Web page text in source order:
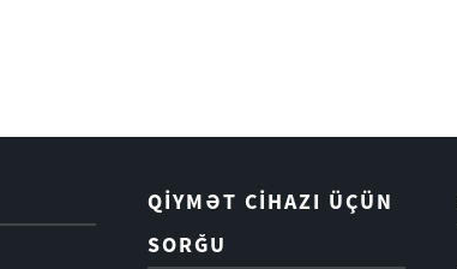
QİYMƏT CİHAZI ÜÇÜN
SORĞU